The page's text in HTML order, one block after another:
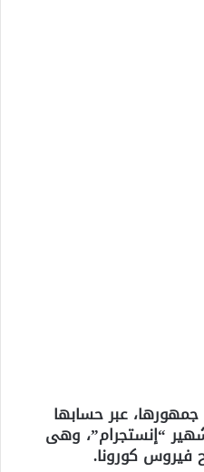
جمهورها، عبر حسابها
“إنستجرام”، وهى
فيروس كورونا.